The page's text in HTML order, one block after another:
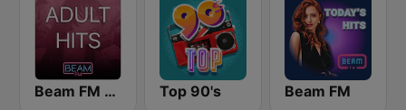
Beam FM - Adult Hits Top 90's Beam FM